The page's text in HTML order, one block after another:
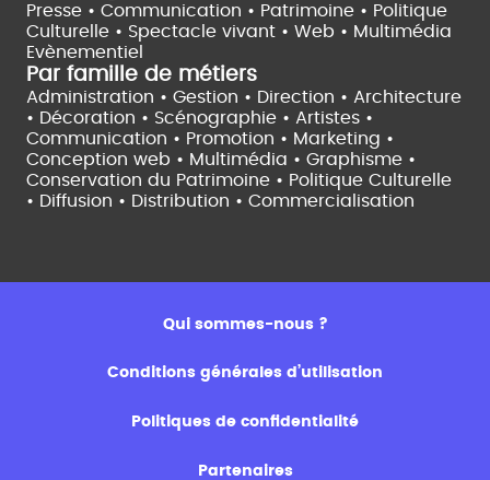
Presse • Communication • Patrimoine • Politique
Culturelle • Spectacle vivant • Web • Multimédia
Evènementiel
Par famille de métiers
Administration • Gestion • Direction • Architecture
• Décoration • Scénographie • Artistes •
Communication • Promotion • Marketing •
Conception web • Multimédia • Graphisme •
Conservation du Patrimoine • Politique Culturelle
• Diffusion • Distribution • Commercialisation
Qui sommes-nous ?
Conditions générales d’utilisation
Politiques de confidentialité
Partenaires